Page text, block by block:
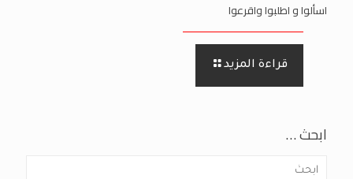
اسألوا و اطلبوا واقرعوا
قراءة المزيد
ابحث …